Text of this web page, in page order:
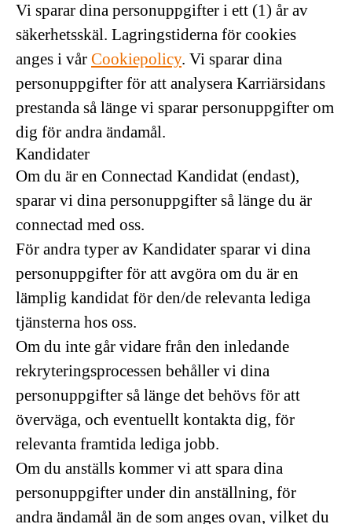
Vi sparar dina personuppgifter i ett (1) år av
säkerhetsskäl. Lagringstiderna för cookies
anges i vår Cookiepolicy. Vi sparar dina
personuppgifter för att analysera Karriärsidans
prestanda så länge vi sparar personuppgifter om
dig för andra ändamål.
Kandidater
Om du är en Connectad Kandidat (endast),
sparar vi dina personuppgifter så länge du är
connectad med oss.
För andra typer av Kandidater sparar vi dina
personuppgifter för att avgöra om du är en
lämplig kandidat för den/de relevanta lediga
tjänsterna hos oss.
Om du inte går vidare från den inledande
rekryteringsprocessen behåller vi dina
personuppgifter så länge det behövs för att
överväga, och eventuellt kontakta dig, för
relevanta framtida lediga jobb.
Om du anställs kommer vi att spara dina
personuppgifter under din anställning, för
andra ändamål än de som anges ovan, vilket du